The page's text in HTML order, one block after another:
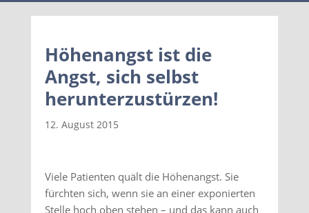
Höhenangst ist die
Angst, sich selbst
herunterzustürzen!
12. August 2015
Viele Patienten quält die Höhenangst. Sie
fürchten sich, wenn sie an einer exponierten
Stelle hoch oben stehen – und das kann auch